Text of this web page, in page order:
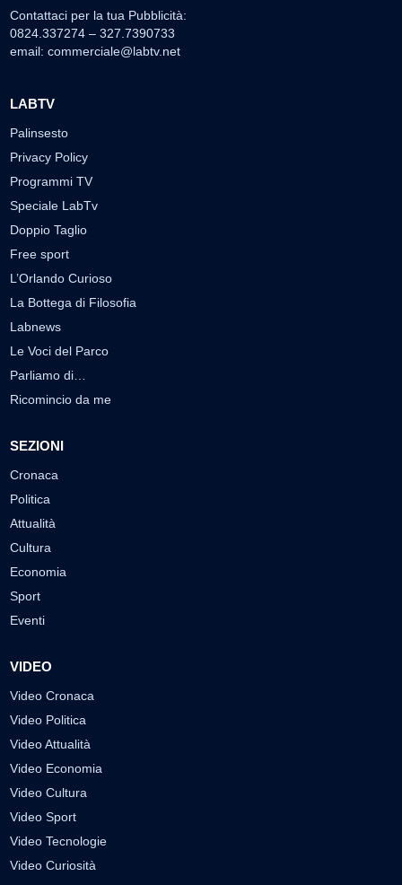
Contattaci per la tua Pubblicità:
0824.337274 – 327.7390733
email: commerciale@labtv.net
LABTV
Palinsesto
Privacy Policy
Programmi TV
Speciale LabTv
Doppio Taglio
Free sport
L’Orlando Curioso
La Bottega di Filosofia
Labnews
Le Voci del Parco
Parliamo di…
Ricomincio da me
SEZIONI
Cronaca
Politica
Attualità
Cultura
Economia
Sport
Eventi
VIDEO
Video Cronaca
Video Politica
Video Attualità
Video Economia
Video Cultura
Video Sport
Video Tecnologie
Video Curiosità